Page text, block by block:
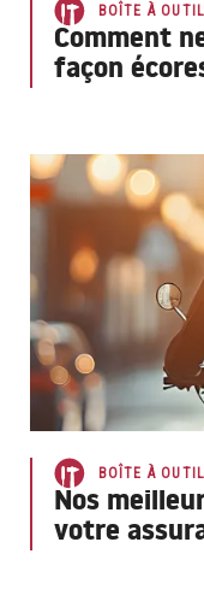
BOÎTE À
Comment
façon
BOÎTE À
Nos
votre